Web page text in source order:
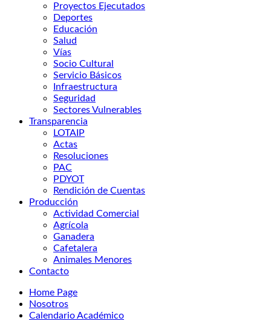
Proyectos Ejecutados
Deportes
Educación
Salud
Vías
Socio Cultural
Servicio Básicos
Infraestructura
Seguridad
Sectores Vulnerables
Transparencia
LOTAIP
Actas
Resoluciones
PAC
PDYOT
Rendición de Cuentas
Producción
Actividad Comercial
Agrícola
Ganadera
Cafetalera
Animales Menores
Contacto
Home Page
Nosotros
Calendario Académico